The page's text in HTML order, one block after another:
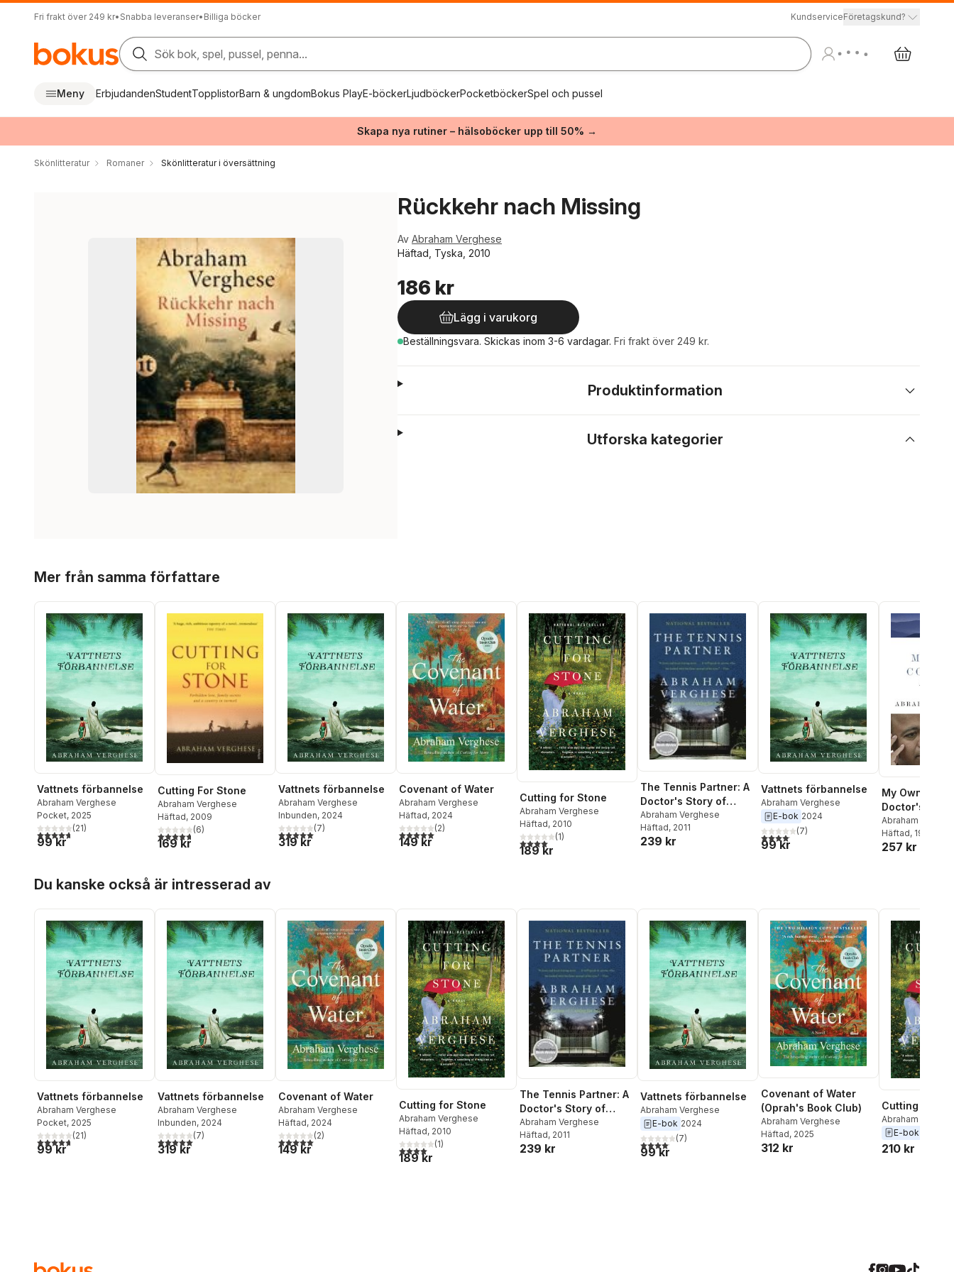
Fri frakt över 249 kr• Snabba leveranser• Billiga böcker KundserviceFöretagskund?
Sök bok, spel, pussel, penna...
Meny ErbjudandenStudentTopplistorBarn & ungdomBokus PlayE-böckerLjudböckerPocketböckerSpel och pussel
Skapa nya rutiner – hälsoböcker upp till 50% →
Skönlitteratur Romaner Skönlitteratur i översättning
Rückkehr nach Missing
Av Abraham Verghese
Häftad, Tyska, 2010
186 kr
Lägg i varukorg
Beställningsvara. Skickas inom 3-6 vardagar. Fri frakt över 249 kr.
Produktinformation
Utforska kategorier
Mer från samma författare
Vattnets förbannelse
Abraham Verghese
Pocket, 2025
4,7utav 5 stjärnor. Totalt antal röster:
(21)
99 kr
Cutting For Stone
Abraham Verghese
Häftad, 2009
4,7utav 5 stjärnor. Totalt antal röster:
(6)
169 kr
Vattnets förbannelse
Abraham Verghese
Inbunden, 2024
5,0utav 5 stjärnor. Totalt antal röster:
(7)
319 kr
Covenant of Water
Abraham Verghese
Häftad, 2024
5,0utav 5 stjärnor. Totalt antal röster:
(2)
149 kr
Cutting for Stone
Abraham Verghese
Häftad, 2010
4,0utav 5 stjärnor. Totalt antal röster:
(1)
189 kr
The Tennis Partner: A
Doctor's Story of
Friendship and Loss
Abraham Verghese
Häftad, 2011
239 kr
Vattnets förbannelse
Abraham Verghese
E-bok 2024
4,1utav 5 stjärnor. Totalt antal röster:
(7)
99 kr
My Own
Doctor's Story
Abraham
Häftad, 1995
257 kr
Du kanske också är intresserad av
Vattnets förbannelse
Abraham Verghese
Pocket, 2025
4,7utav 5 stjärnor. Totalt antal röster:
(21)
99 kr
Vattnets förbannelse
Abraham Verghese
Inbunden, 2024
5,0utav 5 stjärnor. Totalt antal röster:
(7)
319 kr
Covenant of Water
Abraham Verghese
Häftad, 2024
5,0utav 5 stjärnor. Totalt antal röster:
(2)
149 kr
Cutting for Stone
Abraham Verghese
Häftad, 2010
4,0utav 5 stjärnor. Totalt antal röster:
(1)
189 kr
The Tennis Partner: A
Doctor's Story of
Friendship and Loss
Abraham Verghese
Häftad, 2011
239 kr
Vattnets förbannelse
Abraham Verghese
E-bok 2024
4,1utav 5 stjärnor. Totalt antal röster:
(7)
99 kr
Covenant of Water
(Oprah's Book Club)
Abraham Verghese
Häftad, 2025
312 kr
Cutting for
Abraham
E-bok
210 kr